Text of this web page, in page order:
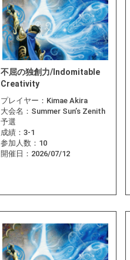
不屈の独創力/Indomitable
Creativity
プレイヤー： Kimae Akira
大会名： Summer Sun’s Zenith
予選
成績： 3-1
参加人数： 10
開催日： 2026/07/12